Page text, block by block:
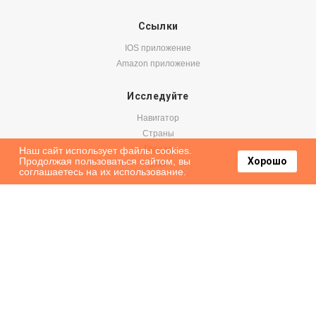
Ссылки
IOS приложение
Amazon приложение
Исследуйте
Навигатор
Страны
Города
Блог
Наш сайт использует файлы cookies.
Продолжая пользоваться сайтом, вы
соглашаетесь на их использование.
Хорошо